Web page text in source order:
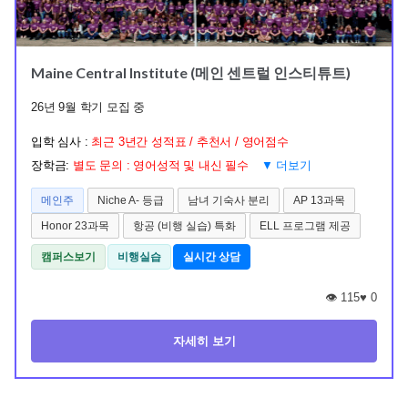
Maine Central Institute (메인 센트럴 인스티튜트)
26년 9월 학기 모집 중
입학 심사 : 최근 3년간 성적표 / 추천서 / 영어점수
장학금: 별도 문의 : 영어성적 및 내신 필수 ▼ 더보기
메인주 Niche A- 등급 남녀 기숙사 분리
AP 13과목
Honor 23과목
항공 (비행 실습) 특화 ELL 프로그램 제공
캠퍼스보기 비행실습 실시간 상담
👁️ 115♥ 0
자세히 보기